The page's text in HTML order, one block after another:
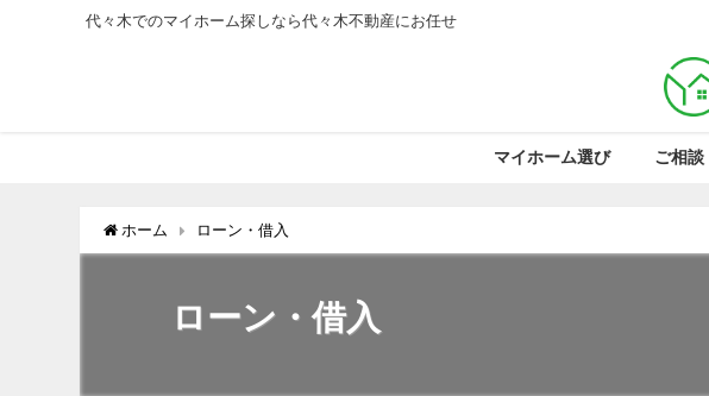
代々木でのマイホーム探しなら代々木不動産にお任せ
マイホーム選び ご相談
ホーム ローン・借入
ローン・借入